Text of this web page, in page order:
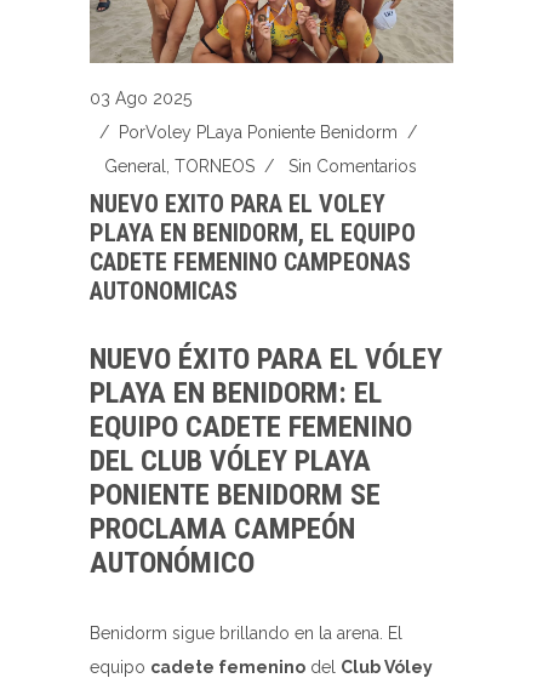
03 Ago 2025
/ PorVoley PLaya Poniente Benidorm /
General
TORNEOS / Sin Comentarios
NUEVO EXITO PARA EL VOLEY
PLAYA EN BENIDORM, EL EQUIPO
CADETE FEMENINO CAMPEONAS
AUTONOMICAS
NUEVO ÉXITO PARA EL VÓLEY
PLAYA EN BENIDORM: EL
EQUIPO CADETE FEMENINO
DEL CLUB VÓLEY PLAYA
PONIENTE BENIDORM SE
PROCLAMA CAMPEÓN
AUTONÓMICO
Benidorm sigue brillando en la arena. El
equipo cadete femenino del Club Vóley